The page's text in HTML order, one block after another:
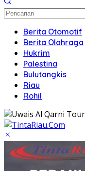
Berita Otomotif
Berita Olahraga
Hukrim
Palestina
Bulutangkis
Riau
Rohil